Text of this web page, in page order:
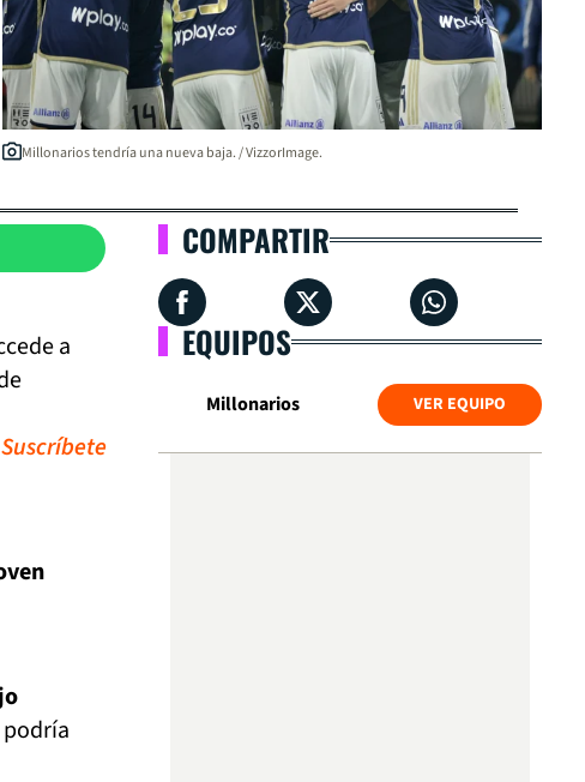
Millonarios tendría una nueva baja. / VizzorImage.
a
COMPARTIR
EQUIPOS
Millonarios VER EQUIPO